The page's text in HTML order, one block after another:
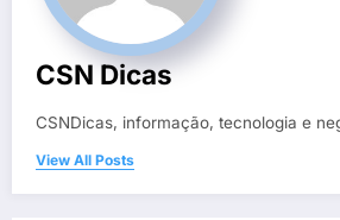
CSN Dicas
CSNDicas, informação, tecnologia e
View All Posts